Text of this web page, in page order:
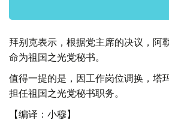
拜别克表示，根据党主席的决议，阿
命为祖国之光党秘书。
值得一提的是，因工作岗位调换，塔
担任祖国之光党秘书职务。
【编译：小穆】